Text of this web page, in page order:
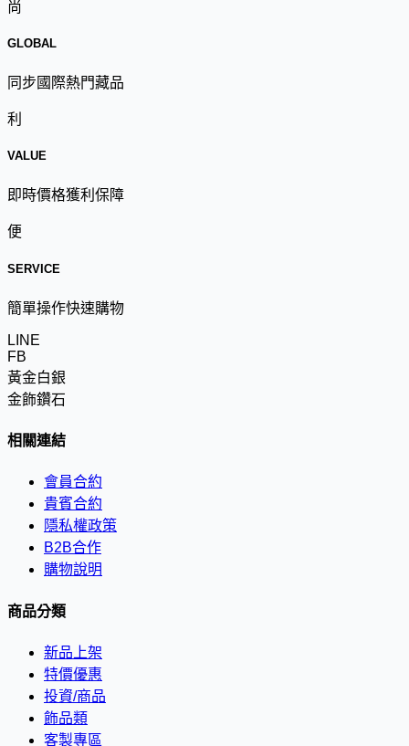
尚
GLOBAL
同步國際熱門藏品
利
VALUE
即時價格獲利保障
便
SERVICE
簡單操作快速購物
LINE
FB
黃金白銀
金飾鑽石
相關連結
會員合約
貴賓合約
隱私權政策
B2B合作
購物說明
商品分類
新品上架
特價優惠
投資/商品
飾品類
客製專區